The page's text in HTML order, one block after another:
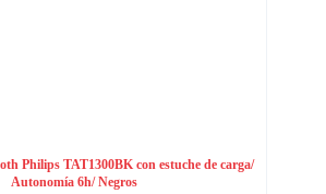
Philips TAT1300BK con estuche de carga/
Autonomía 6h/ Negros